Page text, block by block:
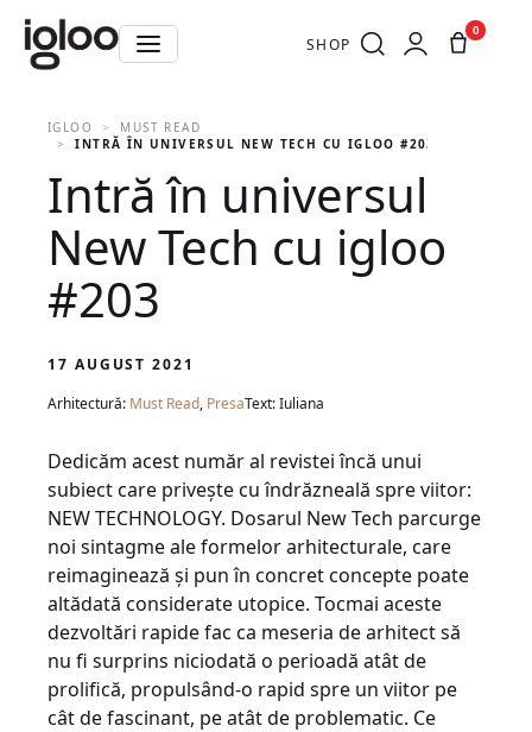
SHOP
0
IGLOO
MUST READ
INTRĂ ÎN UNIVERSUL NEW TECH CU IGLOO #203
Intră în universul
New Tech cu igloo
#203
17 AUGUST 2021
Arhitectură: Must Read, PresaText: Iuliana
Dedicăm acest număr al revistei încă unui
subiect care privește cu îndrăzneală spre viitor:
NEW TECHNOLOGY. Dosarul New Tech parcurge
noi sintagme ale formelor arhitecturale, care
reimaginează și pun în concret concepte poate
altădată considerate utopice. Tocmai aceste
dezvoltări rapide fac ca meseria de arhitect să
nu fi surprins niciodată o perioadă atât de
prolifică, propulsând-o rapid spre un viitor pe
cât de fascinant, pe atât de problematic. Ce